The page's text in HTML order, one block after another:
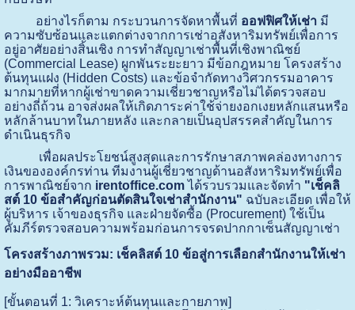
อย่างไรก็ตาม กระบวนการจัดหาพื้นที่ ออฟฟิศให้เช่ามี
ความซับซ้อนและแตกต่างจากการเช่าอสังหาริมทรัพย์เพื่อการ
อยู่อาศัยอย่างสิ้นเชิง การทำสัญญาเช่าพื้นที่เชิงพาณิชย์
(Commercial Lease) ผูกพันระยะยาว มีข้อกฎหมาย โครงสร้าง
ต้นทุนแฝง (Hidden Costs) และข้อจำกัดทางวิศวกรรมอาคาร
มากมายที่หากผู้เช่าขาดความเชี่ยวชาญหรือไม่ได้ตรวจสอบ
อย่างถี่ถ้วน อาจส่งผลให้เกิดภาระค่าใช้จ่ายงอกเงยหลักแสนหรือ
หลักล้านบาทในภายหลัง และกลายเป็นอุปสรรคสำคัญในการ
ดำเนินธุรกิจ
เพื่อผลประโยชน์สูงสุดและการรักษาสภาพคล่องทางการ
เงินขององค์กรท่าน ทีมงานผู้เชี่ยวชาญด้านอสังหาริมทรัพย์เพื่อ
การพาณิชย์จาก irentoffice.comได้รวบรวมและจัดทำ "เช็คลิ
สต์ 10 ข้อสำคัญก่อนตัดสินใจเช่าสำนักงาน" ฉบับละเอียด เพื่อให้
ผู้บริหาร เจ้าของธุรกิจ และฝ่ายจัดซื้อ (Procurement) ใช้เป็น
คัมภีร์ตรวจสอบความพร้อมก่อนการจรดปากกาเซ็นสัญญาเช่า
โครงสร้างภาพรวม: เช็คลิสต์ 10 ข้อสู่การเลือกสำนักงานให้เช่า
อย่างมืออาชีพ
[ขั้นตอนที่ 1: วิเคราะห์ต้นทุนและกายภาพ]